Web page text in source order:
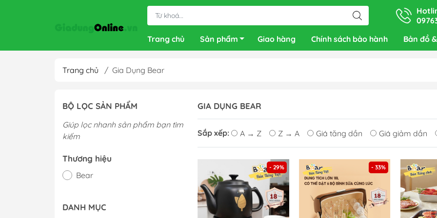
Trang chủ
Sản phẩm Giao hàng Chính sách bảo hành Bản đồ
Trang chủ / Gia Dụng Bear
GIA DỤNG BEAR
Sắp xếp: A → Z Z → A Giá tăng dần Giá giảm dần
- 29% - 33%
BỘ LỌC SẢN PHẨM
Giúp lọc nhanh sản phẩm bạn tìm
kiếm
Thương hiệu
Bear
DANH MỤC